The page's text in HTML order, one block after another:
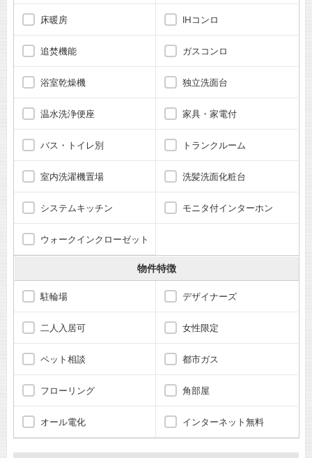
床暖房 IHコンロ
追焚機能 ガスコンロ
浴室乾燥機 独立洗面台
温水洗浄便座 家具・家電付
バス・トイレ別 トランクルーム
室内洗濯機置場 洗髪洗面化粧台
システムキッチン モニタ付インターホン
ウォークインクローゼット
物件特徴
駐輪場 デザイナーズ
二人入居可 女性限定
ペット相談 都市ガス
フローリング 角部屋
オール電化 インターネット無料